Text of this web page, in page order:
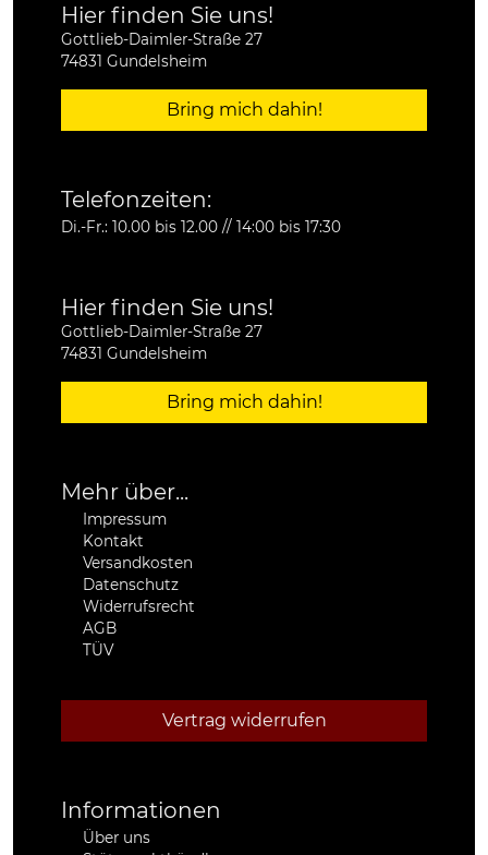
Hier finden Sie uns!
Gottlieb-Daimler-Straße 27
74831 Gundelsheim
Bring mich dahin!
Telefonzeiten:
Di.-Fr.: 10.00 bis 12.00 // 14:00 bis 17:30
Hier finden Sie uns!
Gottlieb-Daimler-Straße 27
74831 Gundelsheim
Bring mich dahin!
Mehr über...
Impressum
Kontakt
Versandkosten
Datenschutz
Widerrufsrecht
AGB
TÜV
Vertrag widerrufen
Informationen
Über uns